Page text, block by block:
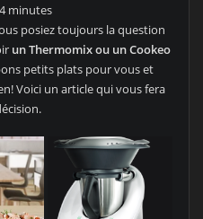
4 minutes
posiez toujours la question
un Thermomix ou un Cookeo
petits plats pour vous et
Voici un article qui vous fera